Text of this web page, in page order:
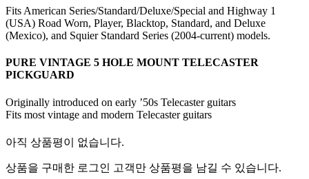
Fits American Series/Standard/Deluxe/Special and Highway 1
(USA) Road Worn, Player, Blacktop, Standard, and Deluxe
(Mexico), and Squier Standard Series (2004-current) models.
PURE VINTAGE 5 HOLE MOUNT TELECASTER
PICKGUARD
Originally introduced on early ’50s Telecaster guitars
Fits most vintage and modern Telecaster guitars
아직 상품평이 없습니다.
상품을 구매한 로그인 고객만 상품평을 남길 수 있습니다.